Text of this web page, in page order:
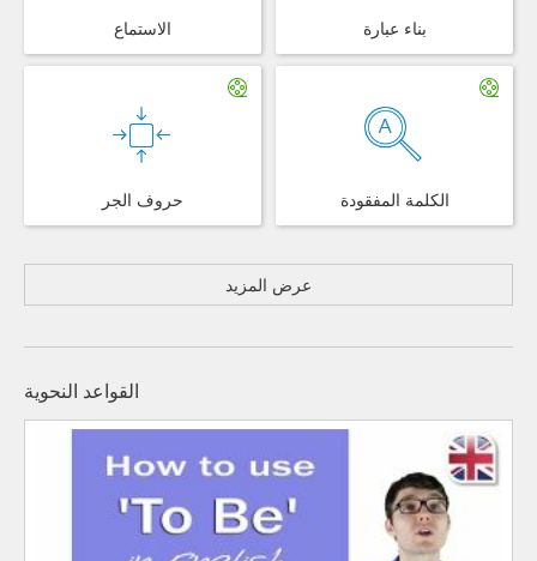
الاستماع بناء عبارة
حروف الجر الكلمة المفقودة
عرض المزيد
القواعد النحوية